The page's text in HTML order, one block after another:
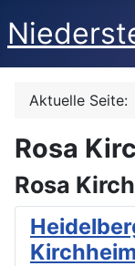
Aktuelle Seite:
Rosa
Rosa